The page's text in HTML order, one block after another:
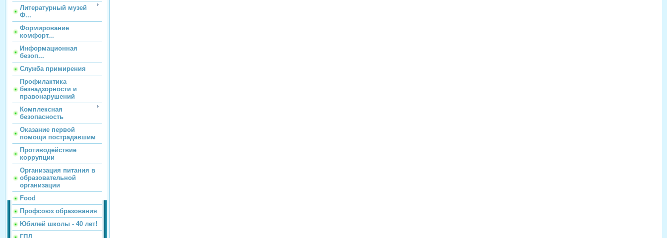
Литературный музей
Ф...
Формирование
комфорт...
Информационная
безоп...
Служба примирения
Профилактика
безнадзорности и
правонарушений
Комплексная
безопасность
Оказание первой
помощи пострадавшим
Противодействие
коррупции
Организация питания в
образовательной
организации
Food
Профсоюз образования
Юбилей школы - 40 лет!